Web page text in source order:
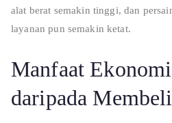
alat berat semakin tinggi, dan
layanan pun semakin ketat.
Manfaat
daripada